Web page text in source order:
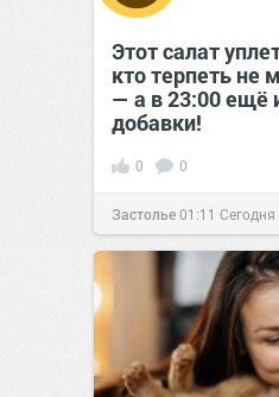
Этот салат
кто терпеть не
— а в 23:00 ещё
добавки!
0 0
Застолье01:11 Сегодня